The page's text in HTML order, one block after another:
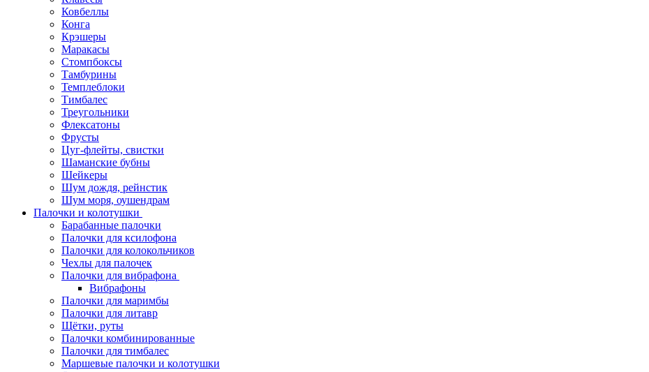
Ковбеллы
Конга
Крэшеры
Маракасы
Стомпбоксы
Тамбурины
Темплеблоки
Тимбалес
Треугольники
Флексатоны
Фрусты
Цуг-флейты, свистки
Шаманские бубны
Шейкеры
Шум дождя, рейнстик
Шум моря, оушендрам
Палочки и колотушки
Барабанные палочки
Палочки для ксилофона
Палочки для колокольчиков
Чехлы для палочек
Палочки для вибрафона
Вибрафоны
Палочки для маримбы
Палочки для литавр
Щётки, руты
Палочки комбинированные
Палочки для тимбалес
Маршевые палочки и колотушки